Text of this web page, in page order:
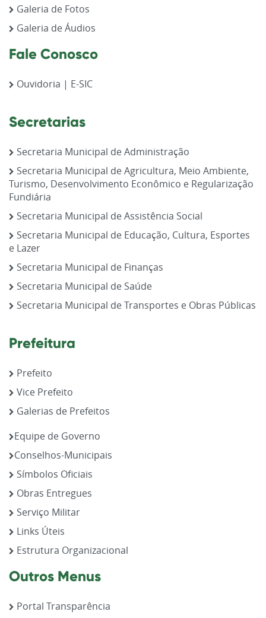
Galeria de Fotos
Galeria de Áudios
Fale Conosco
Ouvidoria | E-SIC
Secretarias
Secretaria Municipal de Administração
Secretaria Municipal de Agricultura, Meio Ambiente,
Turismo, Desenvolvimento Econômico e Regularização
Fundiária
Secretaria Municipal de Assistência Social
Secretaria Municipal de Educação, Cultura, Esportes
e Lazer
Secretaria Municipal de Finanças
Secretaria Municipal de Saúde
Secretaria Municipal de Transportes e Obras Públicas
Prefeitura
Prefeito
Vice Prefeito
Galerias de Prefeitos
Equipe de Governo
Conselhos-Municipais
Símbolos Oficiais
Obras Entregues
Serviço Militar
Links Úteis
Estrutura Organizacional
Outros Menus
Portal Transparência